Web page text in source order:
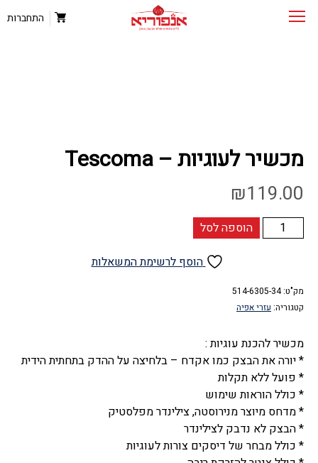
התחברות
מכשיר לעוגיות – Tescoma
₪119.00
כמות
של
-
Tescoma
הוספה לסל
הוסף לרשימת המשאלות
מק"ט:514-6305-34
קטגוריה: עזרי אפיה
מכשיר להכנת עוגיות :
* יורה את הבצק כמו אקדח – בלחיצה על ההדק בתחתית הידית
* פועל ללא תקלות
* כולל הוראות שימוש
* מדחס מיוצר מנירוסטה, צילינדר מפלסטיק
* הבצק לא נדבק לצילינדר
* כולל מבחר של דיסקים צורות לעוגיות